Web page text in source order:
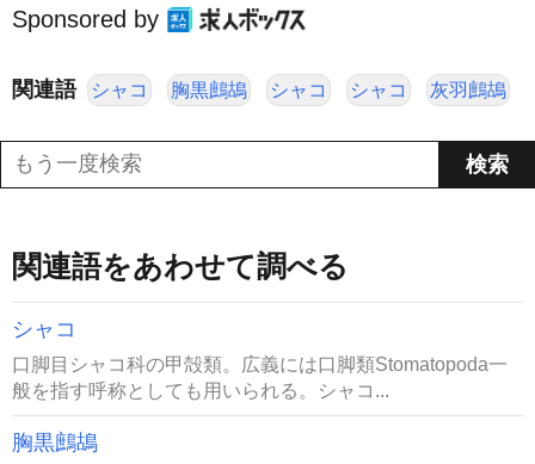
Sponsored by
関連語 シャコ 胸黒鷓鴣 シャコ シャコ 灰羽鷓鴣
関連語をあわせて調べる
シャコ
口脚目シャコ科の甲殻類。広義には口脚類Stomatopoda一
般を指す呼称としても用いられる。シャコ...
胸黒鷓鴣